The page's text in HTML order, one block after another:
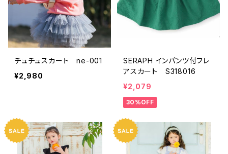
チュチュスカート ne-001
¥2,980
SERAPH インパンツ付フレ
アスカート S318016
¥2,079
30%OFF